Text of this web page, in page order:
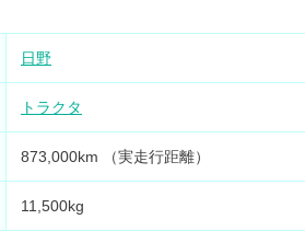
日野
トラクタ
873,000km （実走行距離）
11,500kg